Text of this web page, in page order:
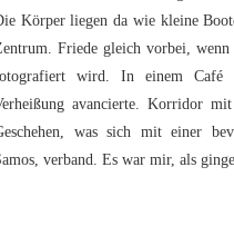
Körper liegen da wie kleine
Friede gleich vorbei, wenn
wird. In einem Café
avancierte. Korridor
was sich mit einer
verband. Es war mir, als